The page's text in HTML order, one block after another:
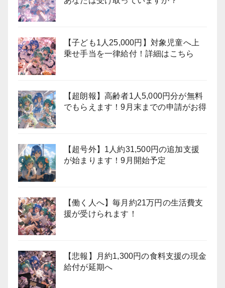
【子ども1人25,000円】対象児童へ上
乗せ手当を一律給付！詳細はこちら
【超朗報】高齢者1人5,000円分が無料
でもらえます！9月末までの申請がお得
【超号外】1人約31,500円の追加支援
が始まります！9月開始予定
【働く人へ】毎月約21万円の生活費支
援が受けられます！
【悲報】月約1,300円の食料支援の現金
給付が延期へ